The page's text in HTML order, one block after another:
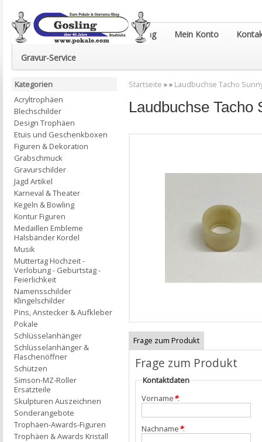
Euro-Pokale & Gravur-Shop Gosling Mein Konto
Gravur-Service
Startseite »» Laudbuchse Tacho
Laudbuchse Tacho
Frage zum Produkt
Frage zum Produkt
Kontaktdaten
Vorname*:
Nachname*:
Kategorien
Acryltrophäen
Blechschilder
Design Trophäen
Etuis und Geschenkboxen
Figuren & Dekoration
Grabschmuck
Gravurschilder
Jagd Artikel
Karneval & Theater
Kegeln & Bowling
Kontur Figuren
Medaillen Embleme
Halsbänder Kordel
Musik
Muttertag Hochzeit -
Verlobung - Geburtstag -
Feierlichkeit
Namensschilder
Klingelschilder
Pins, Anstecker & Aufkleber
Pokale
Schlüsselanhänger
Schlüsselanhänger &
Flaschenöffner
Schützen
Simson-MZ-Roller
Ersatzteile
Skulpturen Auszeichnen
Sonderangebote
Trophäen-Awards-Figuren
Trophäen & Awards Kristall